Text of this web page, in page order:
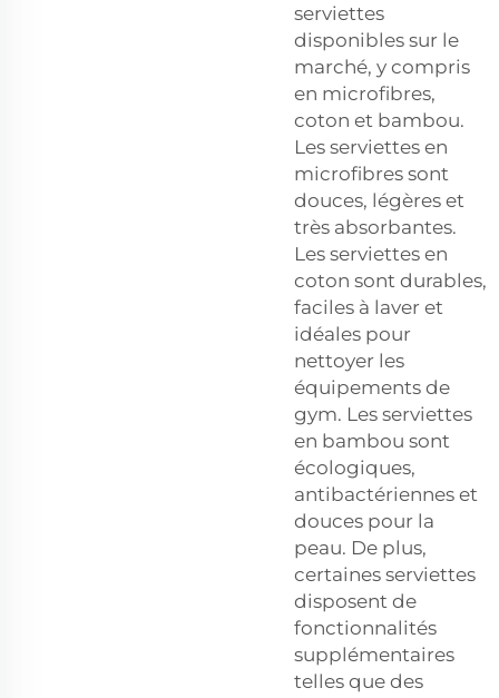
serviettes
disponibles sur le
marché, y compris
en microfibres,
coton et bambou.
Les serviettes en
microfibres sont
douces, légères et
très absorbantes.
Les serviettes en
coton sont durables,
faciles à laver et
idéales pour
nettoyer les
équipements de
gym. Les serviettes
en bambou sont
écologiques,
antibactériennes et
douces pour la
peau. De plus,
certaines serviettes
disposent de
fonctionnalités
supplémentaires
telles que des